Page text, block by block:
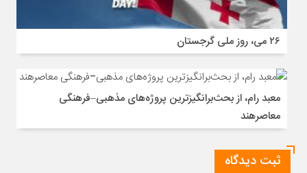
۲۶ می، روز ملی گرجستان
معبد رام، از بحث‌برانگیزترین پروژه‌های مذهبی–فرهنگی
معاصرهند
ثبت دیدگاه